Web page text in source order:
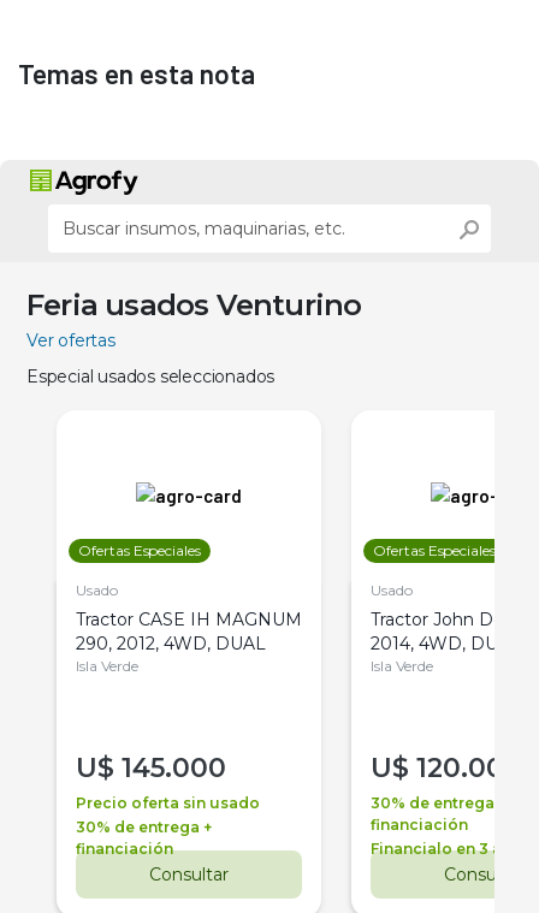
Temas en esta nota
Feria usados Venturino
Ver ofertas
Especial usados seleccionados
Ofertas Especiales
Usado
Tractor CASE IH MAGNUM
290, 2012, 4WD, DUAL
Isla Verde
U$ 145.000
Precio oferta sin usado
30% de entrega +
financiación
Consultar
Ofertas Especiales
Usado
Tractor John Deere
2014, 4WD, DUAL
Isla Verde
U$ 120.000
30% de entrega +
financiación
Financialo en 3 años
Consultar